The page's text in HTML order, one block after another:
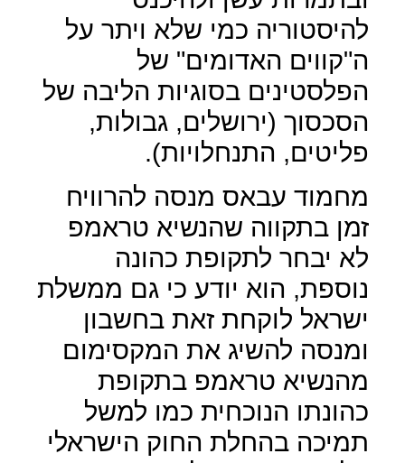
להיסטוריה כמי שלא ויתר על
ה"קווים האדומים" של
הפלסטינים בסוגיות הליבה של
הסכסוך (ירושלים, גבולות,
פליטים, התנחלויות).
מחמוד עבאס מנסה להרוויח
זמן בתקווה שהנשיא טראמפ
לא יבחר לתקופת כהונה
נוספת, הוא יודע כי גם ממשלת
ישראל לוקחת זאת בחשבון
ומנסה להשיג את המקסימום
מהנשיא טראמפ בתקופת
כהונתו הנוכחית כמו למשל
תמיכה בהחלת החוק הישראלי